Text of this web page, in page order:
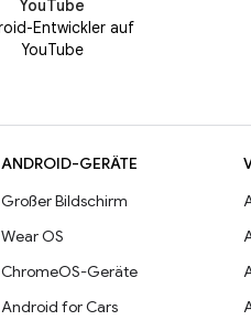
YouTube
Entwickler auf
YouTube
ANDROID-GERÄTE
Großer Bildschirm
Wear OS
ChromeOS-Geräte
Android for Cars